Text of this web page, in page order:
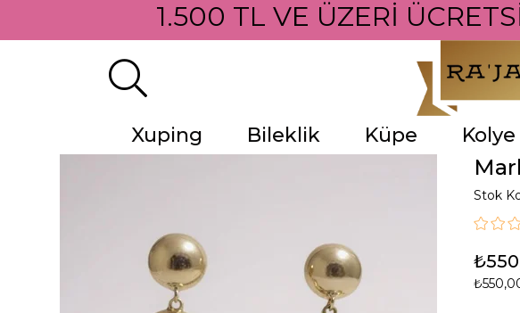
1.500 TL VE ÜZERİ
Xuping Bileklik Küpe Kolye
Stok